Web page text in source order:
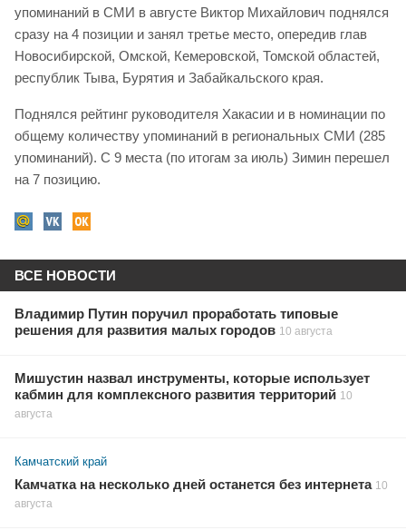
упоминаний в СМИ в августе Виктор Михайлович поднялся
сразу на 4 позиции и занял третье место, опередив глав
Новосибирской, Омской, Кемеровской, Томской областей,
республик Тыва, Бурятия и Забайкальского края.
Поднялся рейтинг руководителя Хакасии и в номинации по
общему количеству упоминаний в региональных СМИ (285
упоминаний). С 9 места (по итогам за июль) Зимин перешел
на 7 позицию.
ВСЕ НОВОСТИ
Владимир Путин поручил проработать типовые
решения для развития малых городов 10 августа
Мишустин назвал инструменты, которые использует
кабмин для комплексного развития территорий 10
августа
Камчатский край
Камчатка на несколько дней останется без интернета 10
августа